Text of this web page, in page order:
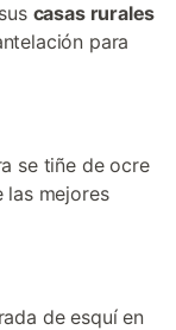
casas rurales
para
se tiñe de ocre
las mejores
de esquí en